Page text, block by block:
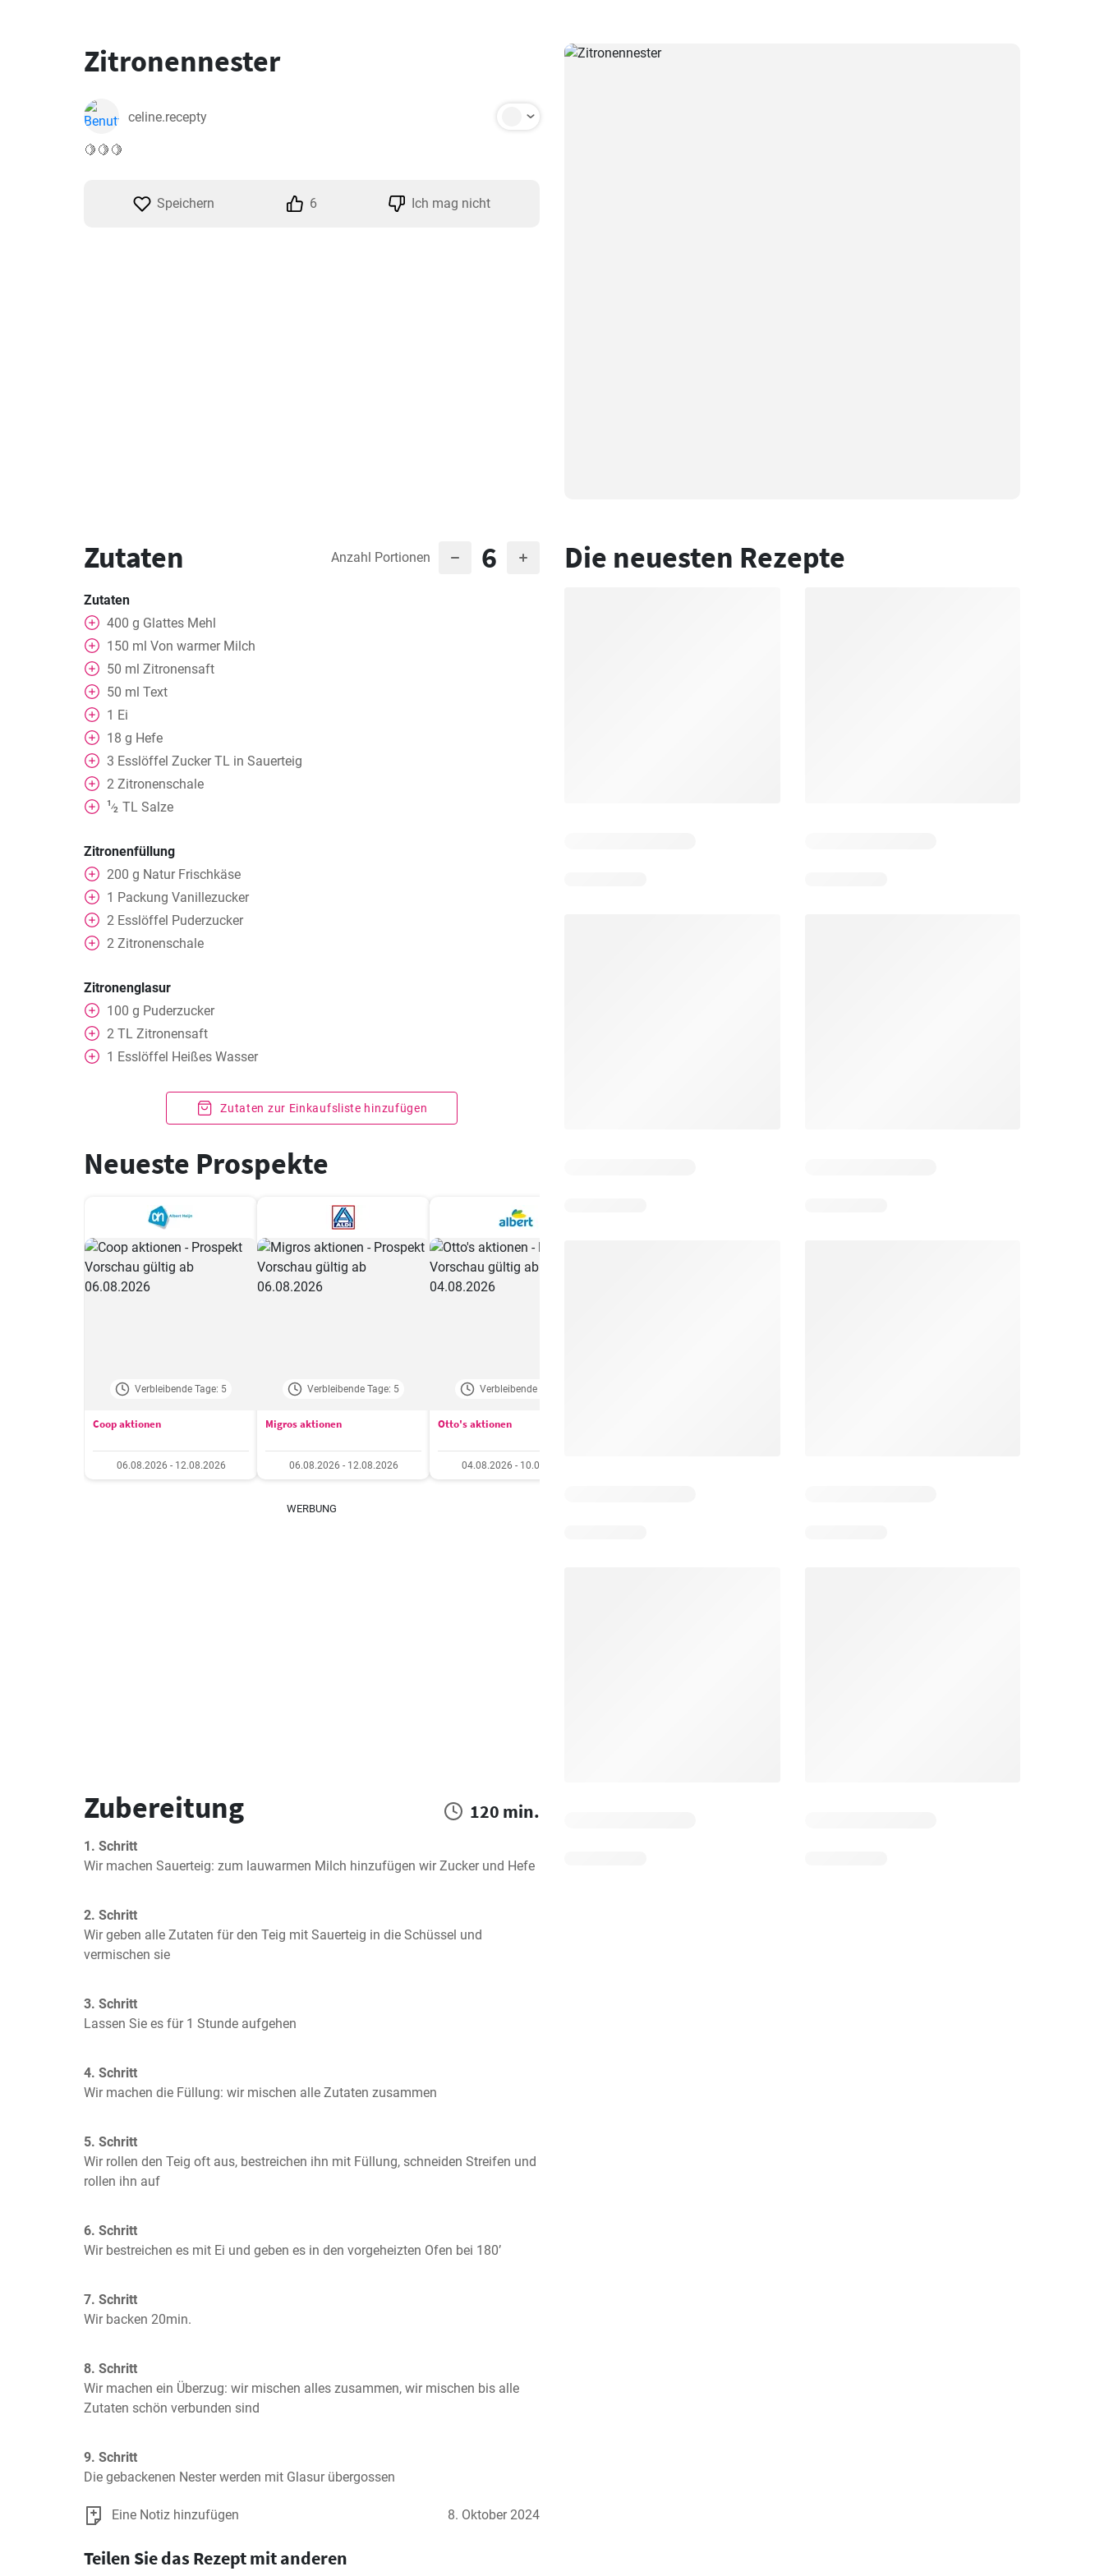
Zitronennester
celine.recepty
🍋🍋🍋
Speichern 6 Ich mag nicht
Zutaten Anzahl Portionen 6
Zutaten
400 g Glattes Mehl
150 ml Von warmer Milch
50 ml Zitronensaft
50 ml Text
1 Ei
18 g Hefe
3 Esslöffel Zucker TL in Sauerteig
2 Zitronenschale
1⁄2 TL Salze
Zitronenfüllung
200 g Natur Frischkäse
1 Packung Vanillezucker
2 Esslöffel Puderzucker
2 Zitronenschale
Zitronenglasur
100 g Puderzucker
2 TL Zitronensaft
1 Esslöffel Heißes Wasser
Zutaten zur Einkaufsliste hinzufügen
Neueste Prospekte
Verbleibende Tage: 5
Coop aktionen
06.08.2026 - 12.08.2026
Verbleibende Tage: 5
Migros aktionen
06.08.2026 - 12.08.2026
Verbleibende Tage: 3
Otto's aktionen
04.08.2026 - 10.08.2026
WERBUNG
Zubereitung 120 min.
1. Schritt
Wir machen Sauerteig: zum lauwarmen Milch hinzufügen wir Zucker und Hefe
2. Schritt
Wir geben alle Zutaten für den Teig mit Sauerteig in die Schüssel und
vermischen sie
3. Schritt
Lassen Sie es für 1 Stunde aufgehen
4. Schritt
Wir machen die Füllung: wir mischen alle Zutaten zusammen
5. Schritt
Wir rollen den Teig oft aus, bestreichen ihn mit Füllung, schneiden Streifen und
rollen ihn auf
6. Schritt
Wir bestreichen es mit Ei und geben es in den vorgeheizten Ofen bei 180’
7. Schritt
Wir backen 20min.
8. Schritt
Wir machen ein Überzug: wir mischen alles zusammen, wir mischen bis alle
Zutaten schön verbunden sind
9. Schritt
Die gebackenen Nester werden mit Glasur übergossen
Eine Notiz hinzufügen 8. Oktober 2024
Teilen Sie das Rezept mit anderen
Die neuesten Rezepte